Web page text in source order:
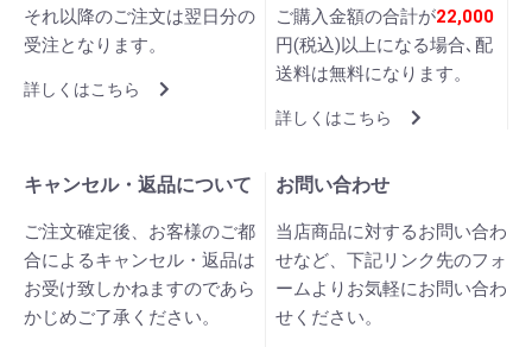
それ以降のご注文は翌日分の
受注となります。
詳しくはこちら
ご購入金額の合計が22,000
円(税込)以上になる場合､配
送料は無料になります。
詳しくはこちら
キャンセル・返品について
ご注文確定後、お客様のご都
合によるキャンセル・返品は
お受け致しかねますのであら
かじめご了承ください。
お問い合わせ
当店商品に対するお問い合わ
せなど、下記リンク先のフォ
ームよりお気軽にお問い合わ
せください。